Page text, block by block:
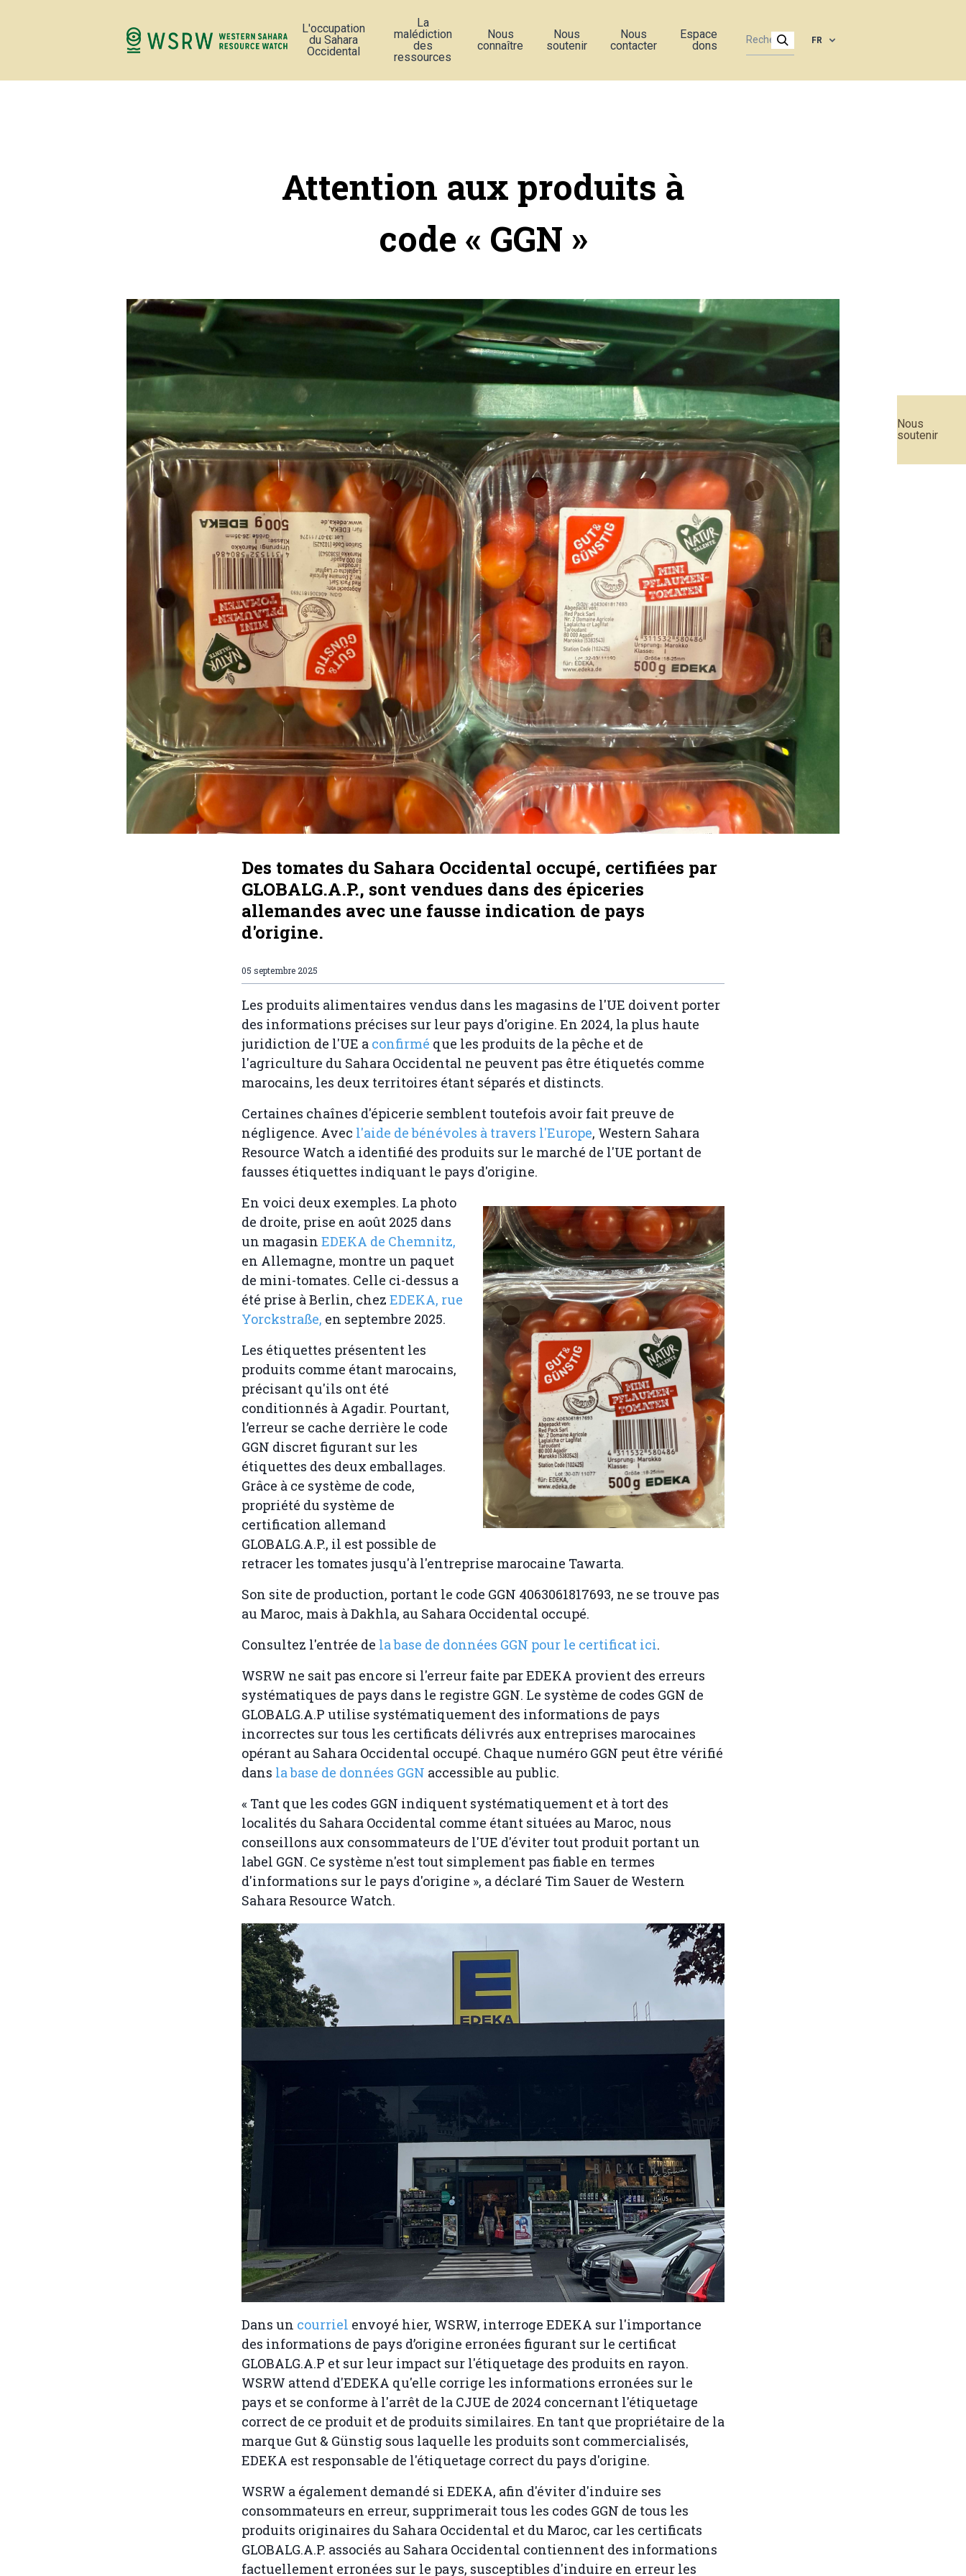
Nous
soutenir
L'occupation
du Sahara
Occidental
La
malédiction
des
ressources
Nous
connaître
Nous
soutenir
Nous
contacter
Espace
dons
FR
Attention aux produits à
code « GGN »
Des tomates du Sahara Occidental occupé, certifiées par
GLOBALG.A.P., sont vendues dans des épiceries
allemandes avec une fausse indication de pays
d'origine.
05 septembre 2025
Les produits alimentaires vendus dans les magasins de l'UE doivent porter
des informations précises sur leur pays d'origine. En 2024, la plus haute
juridiction de l'UE a confirmé que les produits de la pêche et de
l'agriculture du Sahara Occidental ne peuvent pas être étiquetés comme
marocains, les deux territoires étant séparés et distincts.
Certaines chaînes d'épicerie semblent toutefois avoir fait preuve de
négligence. Avec l'aide de bénévoles à travers l'Europe, Western Sahara
Resource Watch a identifié des produits sur le marché de l'UE portant de
fausses étiquettes indiquant le pays d'origine.
En voici deux exemples. La photo
de droite, prise en août 2025 dans
un magasin EDEKA de Chemnitz,
en Allemagne, montre un paquet
de mini-tomates. Celle ci-dessus a
été prise à Berlin, chez EDEKA, rue
Yorckstraße, en septembre 2025.
Les étiquettes présentent les
produits comme étant marocains,
précisant qu'ils ont été
conditionnés à Agadir. Pourtant,
l’erreur se cache derrière le code
GGN discret figurant sur les
étiquettes des deux emballages.
Grâce à ce système de code,
propriété du système de
certification allemand
GLOBALG.A.P., il est possible de
retracer les tomates jusqu'à l'entreprise marocaine Tawarta.
Son site de production, portant le code GGN 4063061817693, ne se trouve pas
au Maroc, mais à Dakhla, au Sahara Occidental occupé.
Consultez l'entrée de la base de données GGN pour le certificat ici.
WSRW ne sait pas encore si l'erreur faite par EDEKA provient des erreurs
systématiques de pays dans le registre GGN. Le système de codes GGN de
GLOBALG.A.P utilise systématiquement des informations de pays
incorrectes sur tous les certificats délivrés aux entreprises marocaines
opérant au Sahara Occidental occupé. Chaque numéro GGN peut être vérifié
dans la base de données GGN accessible au public.
« Tant que les codes GGN indiquent systématiquement et à tort des
localités du Sahara Occidental comme étant situées au Maroc, nous
conseillons aux consommateurs de l'UE d'éviter tout produit portant un
label GGN. Ce système n'est tout simplement pas fiable en termes
d'informations sur le pays d'origine », a déclaré Tim Sauer de Western
Sahara Resource Watch.
Dans un courriel envoyé hier, WSRW, interroge EDEKA sur l'importance
des informations de pays d’origine erronées figurant sur le certificat
GLOBALG.A.P et sur leur impact sur l'étiquetage des produits en rayon.
WSRW attend d'EDEKA qu'elle corrige les informations erronées sur le
pays et se conforme à l'arrêt de la CJUE de 2024 concernant l'étiquetage
correct de ce produit et de produits similaires. En tant que propriétaire de la
marque Gut & Günstig sous laquelle les produits sont commercialisés,
EDEKA est responsable de l'étiquetage correct du pays d'origine.
WSRW a également demandé si EDEKA, afin d'éviter d'induire ses
consommateurs en erreur, supprimerait tous les codes GGN de tous les
produits originaires du Sahara Occidental et du Maroc, car les certificats
GLOBALG.A.P. associés au Sahara Occidental contiennent des informations
factuellement erronées sur le pays, susceptibles d'induire en erreur les